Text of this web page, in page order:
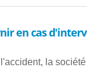
en cas
la